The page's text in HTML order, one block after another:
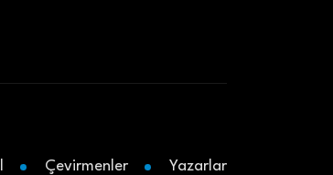
Çevirmenler Yazarlar